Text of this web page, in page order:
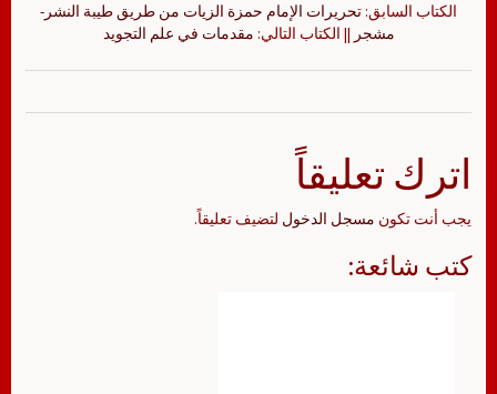
الكتاب السابق: تحريرات الإمام حمزة الزيات من طريق طيبة النشر-
مشجر || الكتاب التالي: مقدمات في علم التجويد
اترك تعليقاً
يجب أنت تكون مسجل الدخول لتضيف تعليقاً.
كتب شائعة: